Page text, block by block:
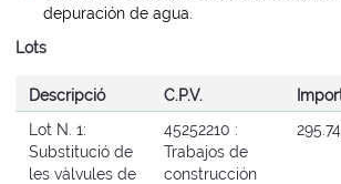
depuración de agua.
Lots
Descripció C.P.V.
Lot N. 1:
Substitució de
les vàlvules de
45252210 :
Trabajos de
construcción